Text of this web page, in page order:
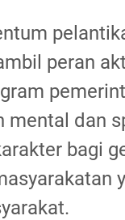
peran
mental dan
bagi